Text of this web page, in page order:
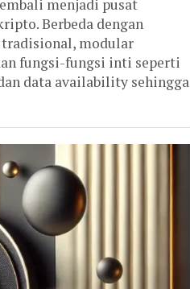
menjadi pusat
Berbeda dengan
modular
fungsi-fungsi inti seperti
data availability sehingga